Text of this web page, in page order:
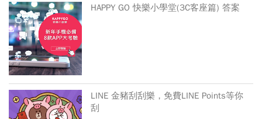
HAPPY GO 快樂小學堂(3C客座篇) 答案
LINE 金豬刮刮樂，免費LINE Points等你
刮